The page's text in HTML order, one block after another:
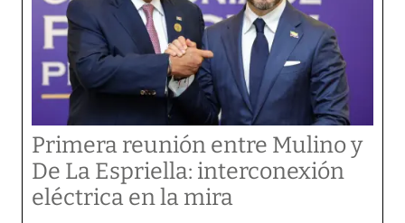
Primera reunión entre Mulino y
De La Espriella: interconexión
eléctrica en la mira